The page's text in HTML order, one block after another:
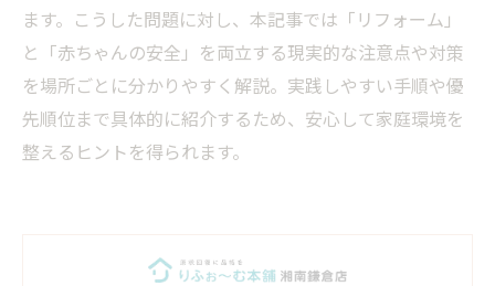
ます。こうした問題に対し、本記事では「リフォーム」
と「赤ちゃんの安全」を両立する現実的な注意点や対策
を場所ごとに分かりやすく解説。実践しやすい手順や優
先順位まで具体的に紹介するため、安心して家庭環境を
整えるヒントを得られます。